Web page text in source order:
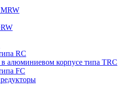
RC
алюминиевом корпусе типа TRC
FC